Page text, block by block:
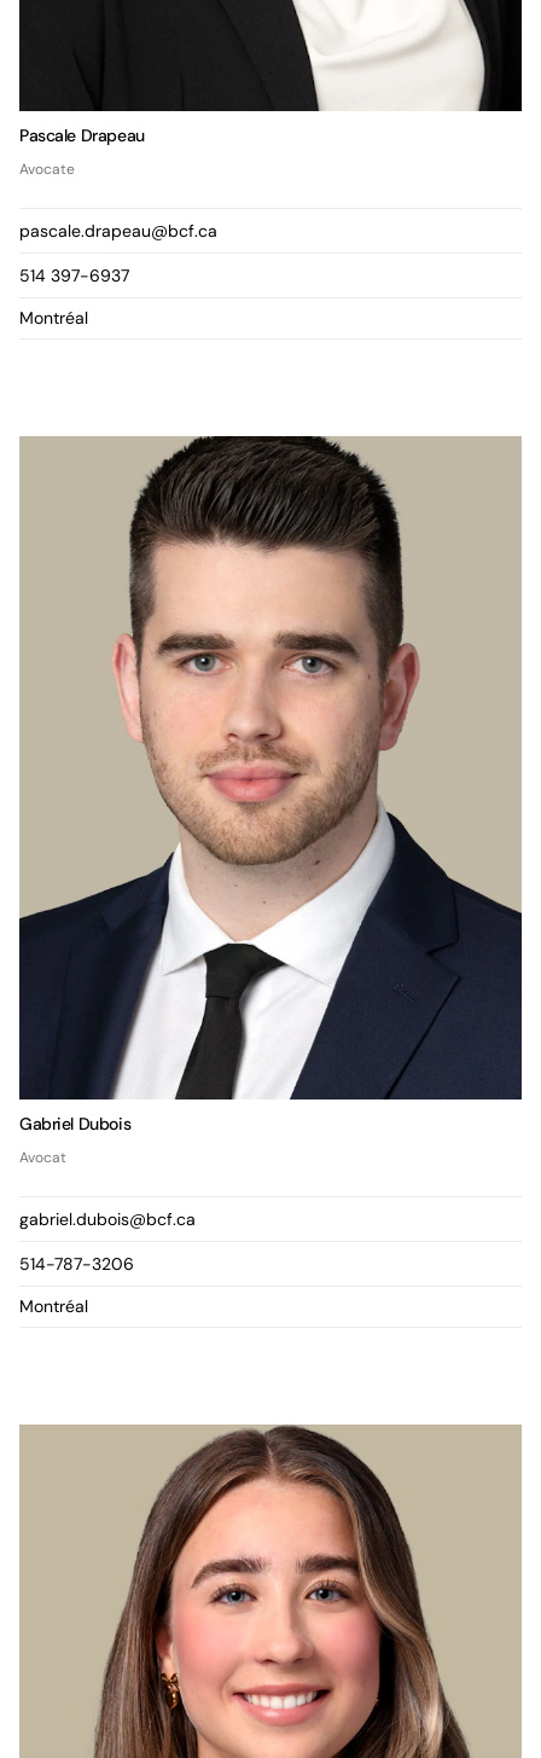
Pascale Drapeau
Avocate
pascale.drapeau@bcf.ca
514 397-6937
Montréal
Gabriel Dubois
Avocat
gabriel.dubois@bcf.ca
514-787-3206
Montréal